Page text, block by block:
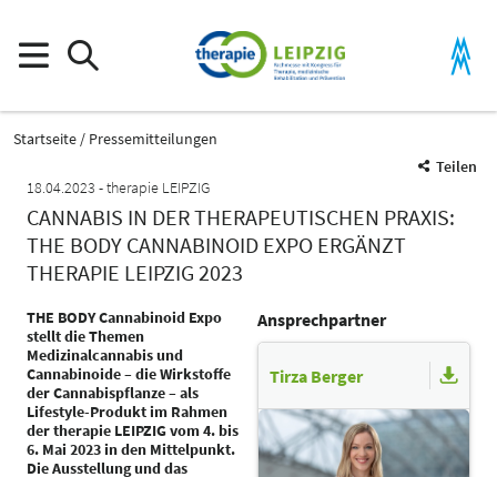
Startseite
Pressemitteilungen
Teilen
18.04.2023
therapie LEIPZIG
CANNABIS IN DER THERAPEUTISCHEN PRAXIS:
THE BODY CANNABINOID EXPO ERGÄNZT
THERAPIE LEIPZIG 2023
THE BODY Cannabinoid Expo
stellt die Themen
Medizinalcannabis und
Cannabinoide – die Wirkstoffe
der Cannabispflanze – als
Lifestyle-Produkt im Rahmen
der therapie LEIPZIG vom 4. bis
6. Mai 2023 in den Mittelpunkt.
Die Ausstellung und das
Ansprechpartner
Tirza Berger